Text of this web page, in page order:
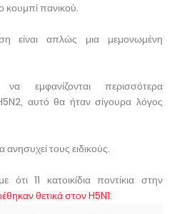
πανικού.
είναι απλώς μια μεμονωμένη
εμφανίζονται περισσότερα
αυτό θα ήταν σίγουρα λόγος
ανησυχεί τους ειδικούς.
11 κατοικίδια ποντίκια στην
θετικά στον H5N1: